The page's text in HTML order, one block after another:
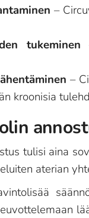
–
tukeminen
–
kroonisia
tulisi aina
aterian